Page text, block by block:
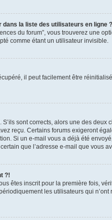
dans la liste des utilisateurs en ligne ?
du forum”, vous trouverez une
comme étant un utilisateur invisible.
il peut facilement être
sont corrects, alors une des
reçu. Certains forums exigeront
Si un e-mail vous a déjà été
que l’adresse e-mail que vous
?!
êtes inscrit pour la première fois,
les utilisateurs qui